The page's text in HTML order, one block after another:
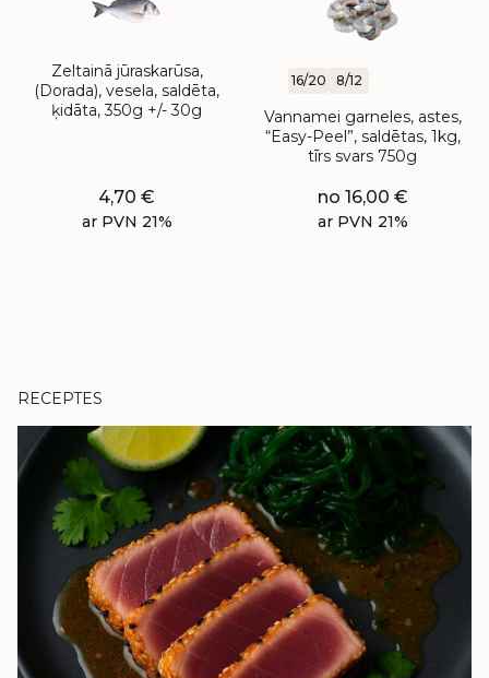
Zeltainā jūraskarūsa,
(Dorada), vesela, saldēta,
ķidāta, 350g +/- 30g
4,70 €
ar PVN 21%
16/20 8/12
Vannamei garneles, astes,
“Easy-Peel”, saldētas, 1kg,
tīrs svars 750g
no 16,00 €
ar PVN 21%
RECEPTES